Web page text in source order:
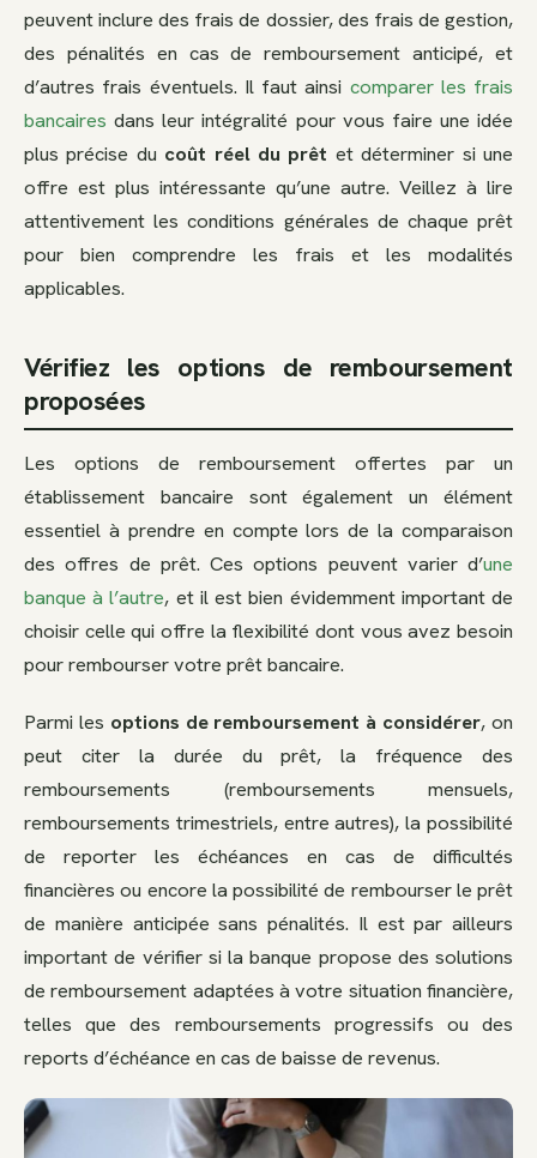
peuvent inclure des frais de dossier, des frais de gestion,
des pénalités en cas de remboursement anticipé, et
d’autres frais éventuels. Il faut ainsi comparer les frais
bancaires dans leur intégralité pour vous faire une idée
plus précise du coût réel du prêt et déterminer si une
offre est plus intéressante qu’une autre. Veillez à lire
attentivement les conditions générales de chaque prêt
pour bien comprendre les frais et les modalités
applicables.
Vérifiez les options de remboursement
proposées
Les options de remboursement offertes par un
établissement bancaire sont également un élément
essentiel à prendre en compte lors de la comparaison
des offres de prêt. Ces options peuvent varier d’une
banque à l’autre, et il est bien évidemment important de
choisir celle qui offre la flexibilité dont vous avez besoin
pour rembourser votre prêt bancaire.
Parmi les options de remboursement à considérer, on
peut citer la durée du prêt, la fréquence des
remboursements (remboursements mensuels,
remboursements trimestriels, entre autres), la possibilité
de reporter les échéances en cas de difficultés
financières ou encore la possibilité de rembourser le prêt
de manière anticipée sans pénalités. Il est par ailleurs
important de vérifier si la banque propose des solutions
de remboursement adaptées à votre situation financière,
telles que des remboursements progressifs ou des
reports d’échéance en cas de baisse de revenus.